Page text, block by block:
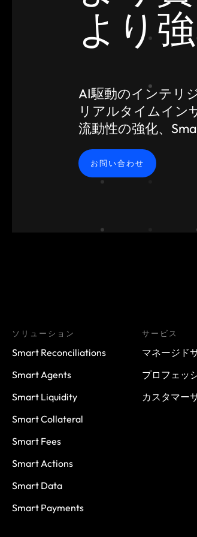
より
AI駆動のインテリ
リアルタイムイン
流動性の強化、
お問い合わせ
ソリューション
Smart Reconciliations
Smart Agents
Smart Liquidity
Smart Collateral
Smart Fees
Smart Actions
Smart Data
Smart Payments
サービス
マネージド
プロフェッ
カスタマー